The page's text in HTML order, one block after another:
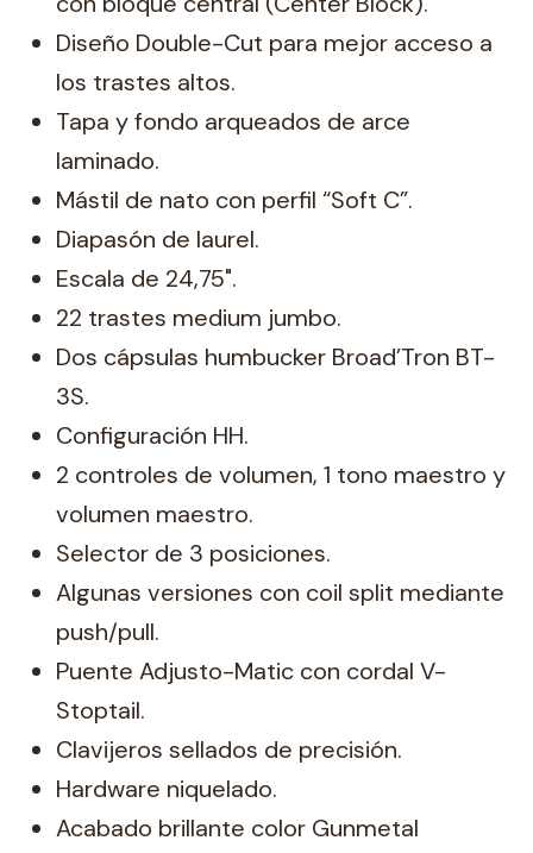
Diseño Double-Cut para mejor acceso a
los trastes altos.
Tapa y fondo arqueados de arce
laminado.
Mástil de nato con perfil “Soft C”.
Diapasón de laurel.
Escala de 24,75".
22 trastes medium jumbo.
Dos cápsulas humbucker Broad’Tron BT-
3S.
Configuración HH.
2 controles de volumen, 1 tono maestro y
volumen maestro.
Selector de 3 posiciones.
Algunas versiones con coil split mediante
push/pull.
Puente Adjusto-Matic con cordal V-
Stoptail.
Clavijeros sellados de precisión.
Hardware niquelado.
Acabado brillante color Gunmetal